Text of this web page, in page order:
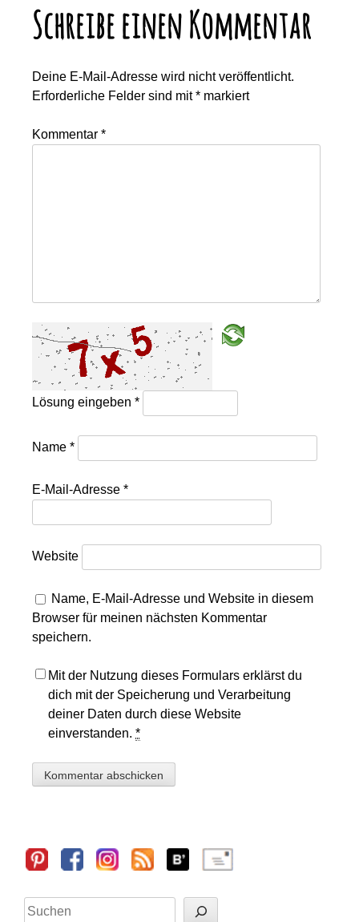
Schreibe einen Kommentar
Deine E-Mail-Adresse wird nicht veröffentlicht.
Erforderliche Felder sind mit* markiert
Kommentar*
Lösung eingeben*
Name*
E-Mail-Adresse*
Website
Name, E-Mail-Adresse und Website in diesem
Browser für meinen nächsten Kommentar
speichern.
Mit der Nutzung dieses Formulars erklärst du
dich mit der Speicherung und Verarbeitung
deiner Daten durch diese Website
einverstanden.*
Sidebar
Suchen